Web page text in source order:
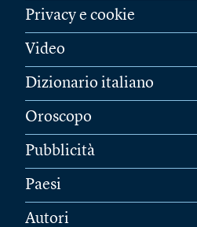
Privacy e cookie
Video
Dizionario italiano
Oroscopo
Pubblicità
Paesi
Autori